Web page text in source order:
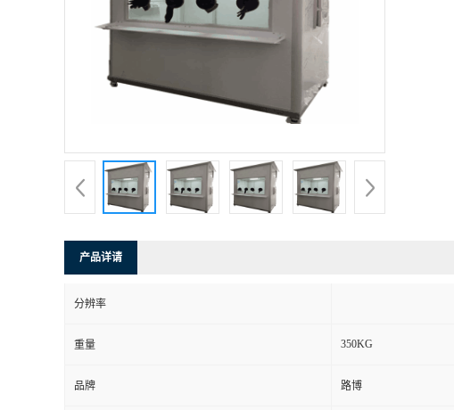
产品详请
分辨率
重量 350KG
品牌 路博